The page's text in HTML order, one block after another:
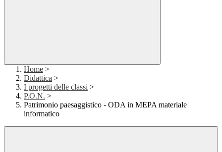
Home >
Didattica >
I progetti delle classi >
P.O.N. >
Patrimonio paesaggistico - ODA in MEPA materiale
informatico